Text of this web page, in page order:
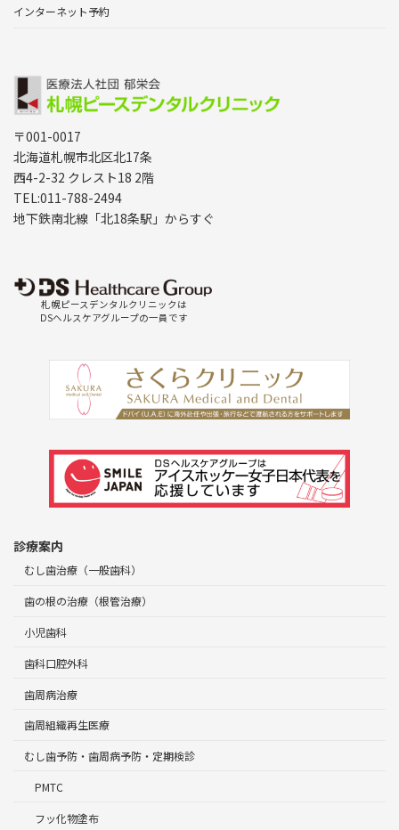
インターネット予約
〒001-0017
北海道札幌市北区北17条
西4-2-32 クレスト18 2階
TEL:011-788-2494
地下鉄南北線「北18条駅」からすぐ
札幌ピースデンタルクリニックは
DSヘルスケアグループの一員です
診療案内
むし歯治療（一般歯科）
歯の根の治療（根管治療）
小児歯科
歯科口腔外科
歯周病治療
歯周組織再生医療
むし歯予防・歯周病予防・定期検診
PMTC
フッ化物塗布